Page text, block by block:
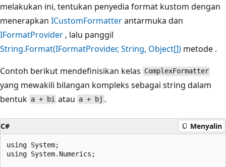
melakukan ini, tentukan penyedia format kustom dengan
menerapkan ICustomFormatterantarmuka dan
IFormatProvider , lalu panggil
String.Format(IFormatProvider, String, Object[]) metode .
Contoh berikut mendefinisikan kelas ComplexFormatter
yang mewakili bilangan kompleks sebagai string dalam
bentuk a + bi atau a + bj .
C# Menyalin
using System;
using System.Numerics;